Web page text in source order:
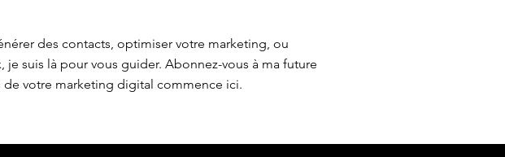
des contacts, optimiser votre marketing, ou
suis là pour vous guider. Abonnez-vous à ma future
de votre marketing digital commence ici.